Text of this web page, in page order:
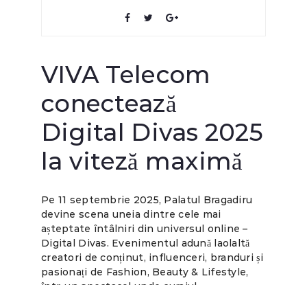
VIVA Telecom
conectează
Digital Divas 2025
la viteză maximă
Pe 11 septembrie 2025, Palatul Bragadiru
devine scena uneia dintre cele mai
așteptate întâlniri din universul online –
Digital Divas. Evenimentul adună laolaltă
creatori de conținut, influenceri, branduri și
pasionați de Fashion, Beauty & Lifestyle,